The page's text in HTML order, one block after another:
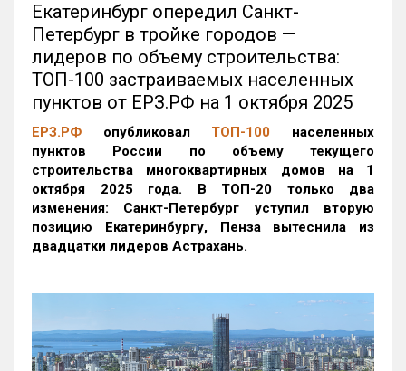
Екатеринбург опередил Санкт-
Петербург в тройке городов —
лидеров по объему строительства:
ТОП-100 застраиваемых населенных
пунктов от ЕРЗ.РФ на 1 октября 2025
ЕРЗ.РФ опубликовал ТОП-100 населенных
пунктов России по объему текущего
строительства многоквартирных домов на 1
октября 2025 года. В ТОП-20 только два
изменения: Санкт-Петербург уступил вторую
позицию Екатеринбургу, Пенза вытеснила из
двадцатки лидеров Астрахань.